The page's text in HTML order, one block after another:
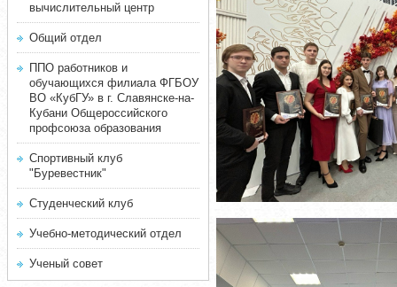
вычислительный центр
Общий отдел
ППО работников и
обучающихся филиала ФГБОУ
ВО «КубГУ» в г. Славянске-на-
Кубани Общероссийского
профсоюза образования
Спортивный клуб
"Буревестник"
Студенческий клуб
Учебно-методический отдел
Ученый совет